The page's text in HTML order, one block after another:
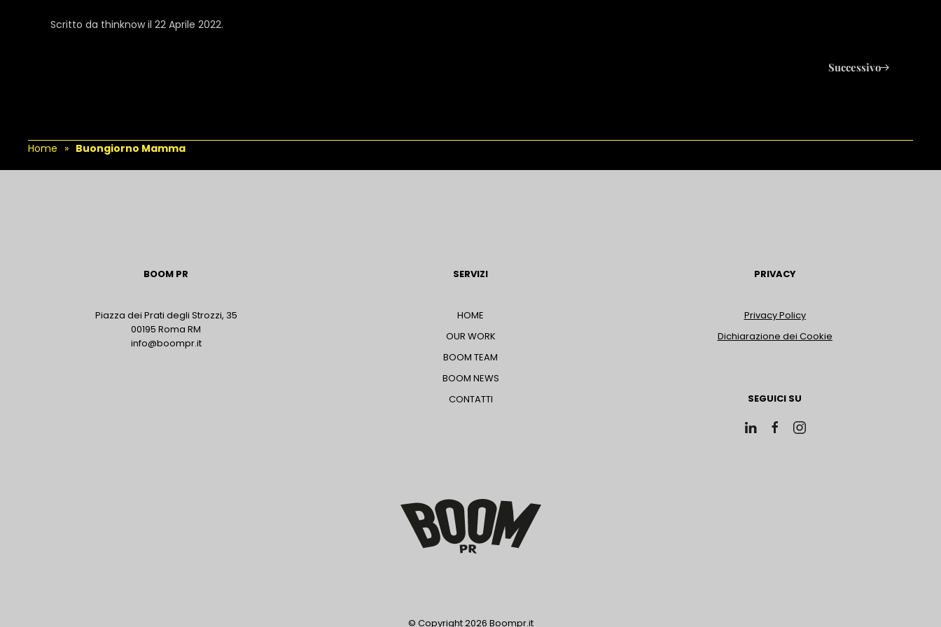
Scritto da thinknowil 22 Aprile 2022.
Successivo
Home Buongiorno Mamma
BOOM PR
Piazza dei Prati degli Strozzi, 35
00195 Roma RM
info@boompr.it
SERVIZI
HOME
OUR WORK
BOOM TEAM
BOOM NEWS
CONTATTI
PRIVACY
Privacy Policy
Dichiarazione dei Cookie
SEGUICI SU
© Copyright2026 Boompr.it